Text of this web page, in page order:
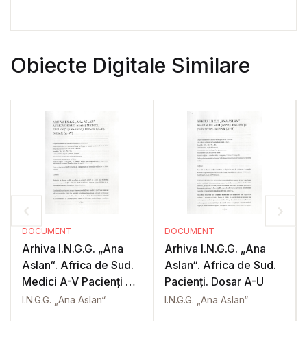
Obiecte Digitale Similare
DOCUMENT
Arhiva I.N.G.G. „Ana
Aslan“. Africa de Sud.
Medici A-V Pacienți A-
W
I.N.G.G. „Ana Aslan“
DOCUMENT
Arhiva I.N.G.G. „Ana
Aslan“. Africa de Sud.
Pacienți. Dosar A-U
I.N.G.G. „Ana Aslan“